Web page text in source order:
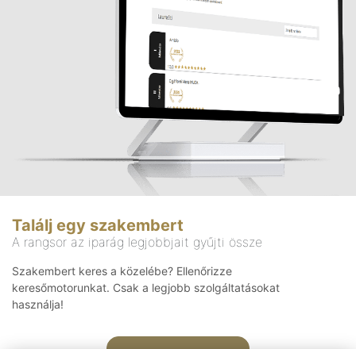
Találj egy szakembert
A rangsor az iparág legjobbjait gyűjti össze
Szakembert keres a közelébe? Ellenőrizze
keresőmotorunkat. Csak a legjobb szolgáltatásokat
használja!